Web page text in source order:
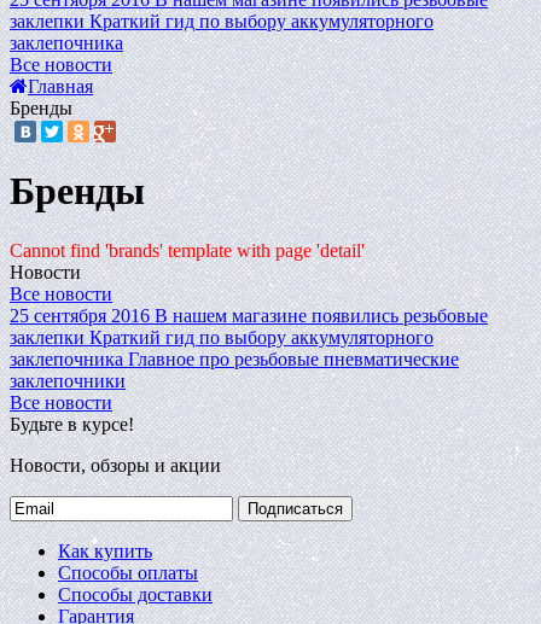
заклепки Краткий гид по выбору аккумуляторного
заклепочника
Все новости
Главная
Бренды
Бренды
Cannot find 'brands' template with page 'detail'
Новости
Все новости
25 сентября 2016 В нашем магазине появились резьбовые
заклепки Краткий гид по выбору аккумуляторного
заклепочника Главное про резьбовые пневматические
заклепочники
Все новости
Будьте в курсе!
Новости, обзоры и акции
Подписаться
Как купить
Способы оплаты
Способы доставки
Гарантия